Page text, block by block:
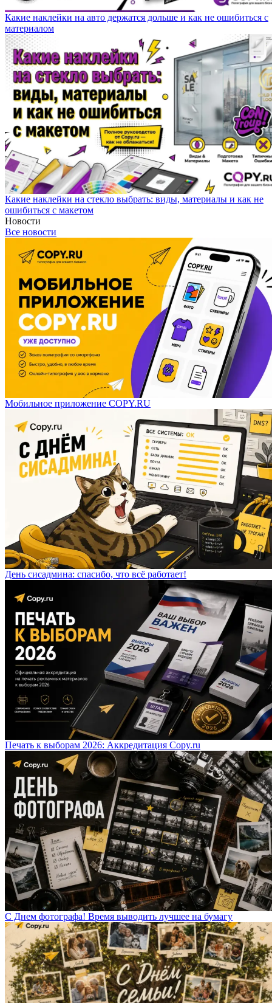
Какие наклейки на авто держатся дольше и как не ошибиться с
материалом
Какие наклейки на стекло выбрать: виды, материалы и как не
ошибиться с макетом
Новости
Все новости
Мобильное приложение COPY.RU
День сисадмина: спасибо, что всё работает!
Печать к выборам 2026: Аккредитация Copy.ru
С Днем фотографа! Время выводить лучшее на бумагу